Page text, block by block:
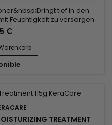
tief in den
Feuchtigkeit zu versorgen
Verbessert die
was zu einer weicheren
Reibung zwischen den
um Haarbruch zu
das Haar gesund...
€
TREATMENT